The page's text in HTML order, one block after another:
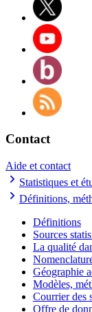
Contact
Aide et contact
Statistiques et
Définitions,
Définitions
Sources
La qualité
Géographie
Modèles,
Courrier des
Offre de